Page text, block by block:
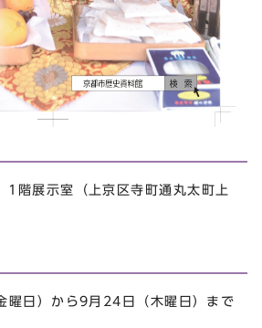
階展示室（上京区寺町通丸太町上
日）から9月24日（木曜日）まで